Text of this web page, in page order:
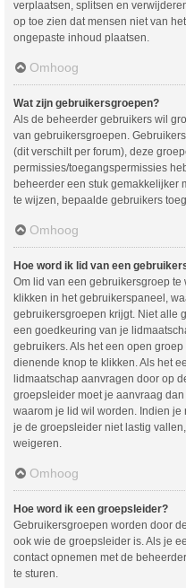
verplaatsen, splitsen en
op toe zien dat mensen niet van
ongepaste inhoud plaatsen.
Omhoog
Wat zijn gebruikersgroepen?
Als de beheerder gebruikers wil
van gebruikersgroepen.
(dit verschilt per forum), deze
permissies/toegangspermissies
beheerder een stuk gemakkelijker
te wijzen, bepaalde gebruikers
Omhoog
Hoe word ik lid van een
Om lid van een gebruikersgroep
klikken in het gebruikerspaneel,
gebruikersgroepen krijgt. Niet alle
een goedkeuring van je
gebruikers. Als het een open
dienende knop te klikken. Als het
lidmaatschap aanvragen door op
groepsleider moet je aanvraag
waarom je lid wil worden. Indien je
je de groepsleider niet lastig
weigeren.
Omhoog
Hoe word ik een groepsleider?
Gebruikersgroepen worden door
ook wie de groepsleider is. Als je
contact opnemen met de
te sturen.